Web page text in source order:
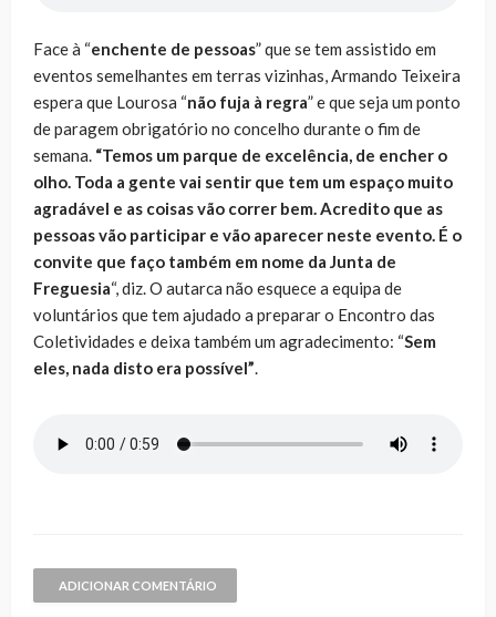
Face à “enchente de pessoas” que se tem assistido em
eventos semelhantes em terras vizinhas, Armando Teixeira
espera que Lourosa “não fuja à regra” e que seja um ponto
de paragem obrigatório no concelho durante o fim de
semana. “Temos um parque de excelência, de encher o
olho. Toda a gente vai sentir que tem um espaço muito
agradável e as coisas vão correr bem. Acredito que as
pessoas vão participar e vão aparecer neste evento. É o
convite que faço também em nome da Junta de
Freguesia“, diz. O autarca não esquece a equipa de
voluntários que tem ajudado a preparar o Encontro das
Coletividades e deixa também um agradecimento: “Sem
eles, nada disto era possível”.
ADICIONAR COMENTÁRIO